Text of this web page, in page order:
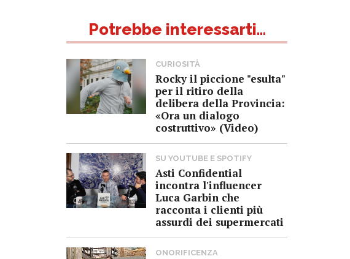
Potrebbe interessarti...
CURIOSITÀ
Rocky il piccione "esulta"
per il ritiro della
delibera della Provincia:
«Ora un dialogo
costruttivo» (Video)
SU YOUTUBE E SPOTIFY
Asti Confidential
incontra l'influencer
Luca Garbin che
racconta i clienti più
assurdi dei supermercati
ONORIFICENZA